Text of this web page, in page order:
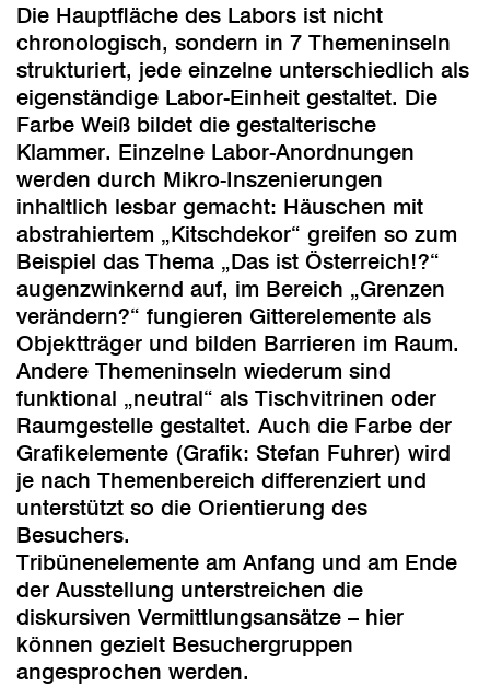
Die Hauptfläche des Labors ist nicht
chronologisch, sondern in 7 Themeninseln
strukturiert, jede einzelne unterschiedlich als
eigenständige Labor-Einheit gestaltet. Die
Farbe Weiß bildet die gestalterische
Klammer. Einzelne Labor-Anordnungen
werden durch Mikro-Inszenierungen
inhaltlich lesbar gemacht: Häuschen mit
abstrahiertem „Kitschdekor“ greifen so zum
Beispiel das Thema „Das ist Österreich!?“
augenzwinkernd auf, im Bereich „Grenzen
verändern?“ fungieren Gitterelemente als
Objektträger und bilden Barrieren im Raum.
Andere Themeninseln wiederum sind
funktional „neutral“ als Tischvitrinen oder
Raumgestelle gestaltet. Auch die Farbe der
Grafikelemente (Grafik: Stefan Fuhrer) wird
je nach Themenbereich differenziert und
unterstützt so die Orientierung des
Besuchers.
Tribünenelemente am Anfang und am Ende
der Ausstellung unterstreichen die
diskursiven Vermittlungsansätze – hier
können gezielt Besuchergruppen
angesprochen werden.